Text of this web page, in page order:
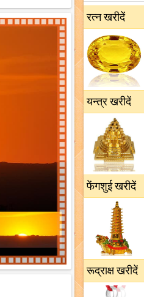
रत्न खरीदें
यन्त्र खरीदें
फेंगशुई खरीदें
रूद्राक्ष खरीदें